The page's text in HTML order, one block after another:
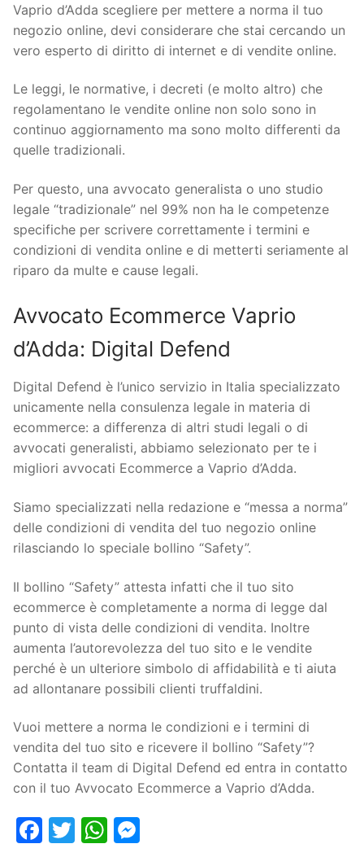
Vaprio d’Adda scegliere per mettere a norma il tuo
negozio online, devi considerare che stai cercando un
vero esperto di diritto di internet e di vendite online.
Le leggi, le normative, i decreti (e molto altro) che
regolamentano le vendite online non solo sono in
continuo aggiornamento ma sono molto differenti da
quelle tradizionali.
Per questo, una avvocato generalista o uno studio
legale “tradizionale” nel 99% non ha le competenze
specifiche per scrivere correttamente i termini e
condizioni di vendita online e di metterti seriamente al
riparo da multe e cause legali.
Avvocato Ecommerce Vaprio
d’Adda: Digital Defend
Digital Defend è l’unico servizio in Italia specializzato
unicamente nella consulenza legale in materia di
ecommerce: a differenza di altri studi legali o di
avvocati generalisti, abbiamo selezionato per te i
migliori avvocati Ecommerce a Vaprio d’Adda.
Siamo specializzati nella redazione e “messa a norma”
delle condizioni di vendita del tuo negozio online
rilasciando lo speciale bollino “Safety”.
Il bollino “Safety” attesta infatti che il tuo sito
ecommerce è completamente a norma di legge dal
punto di vista delle condizioni di vendita. Inoltre
aumenta l’autorevolezza del tuo sito e le vendite
perché è un ulteriore simbolo di affidabilità e ti aiuta
ad allontanare possibili clienti truffaldini.
Vuoi mettere a norma le condizioni e i termini di
vendita del tuo sito e ricevere il bollino “Safety”?
Contatta il team di Digital Defend ed entra in contatto
con il tuo Avvocato Ecommerce a Vaprio d’Adda.
Facebook
TwitterWhatsApp